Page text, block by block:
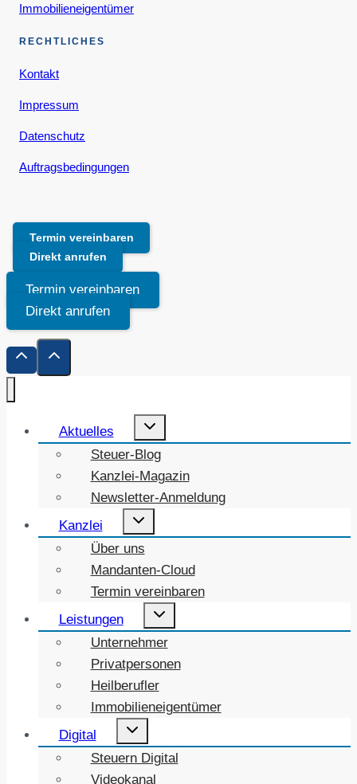
Immobilieneigentümer
RECHTLICHES
Kontakt
Impressum
Datenschutz
Auftragsbedingungen
Termin vereinbaren
Direkt anrufen
Termin vereinbaren
Direkt anrufen
Aktuelles
Untermenü
Steuer-Blog
Kanzlei-Magazin
Newsletter-Anmeldung
Kanzlei
Untermenü
Über uns
Mandanten-Cloud
Termin vereinbaren
Leistungen
Untermenü
Unternehmer
Privatpersonen
Heilberufler
Immobilieneigentümer
Digital
Untermenü
Steuern Digital
Videokanal